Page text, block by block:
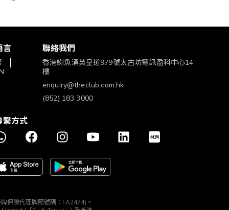
言 聯絡我們
香港鰂魚涌英皇道979號太古坊電訊盈科中心14
樓
enquiry@theclub.com.hk
(852) 183 3000
繫方式
保險代理牌照號碼：FA2474)。